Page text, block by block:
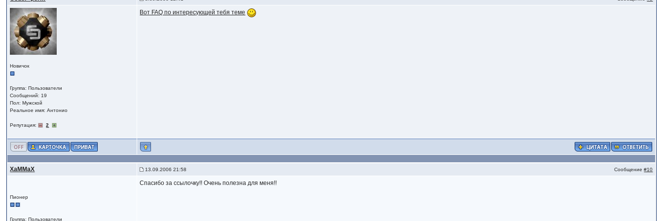
Новичок
Группа: Пользователи
Сообщений: 19
Пол: Мужской
Реальное имя: Антонио
Репутация: 2
Вот FAQ по интересующей тебя теме
XaMMaX 13.09.2006 21:58 Сообщение#10
Пионер
Группа: Пользователи
Спасибо за ссылочку!! Очень полезна для меня!!